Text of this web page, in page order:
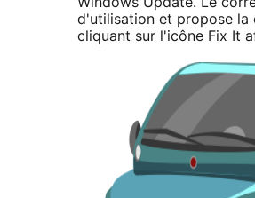
d'utilisation et propose la
cliquant sur l'icône Fix It